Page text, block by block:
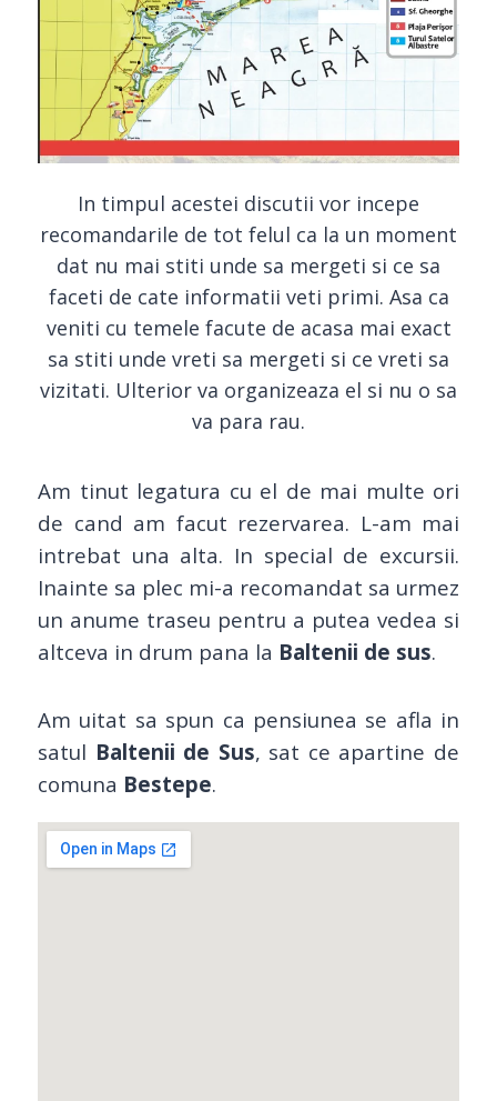
In timpul acestei discutii vor incepe
recomandarile de tot felul ca la un moment
dat nu mai stiti unde sa mergeti si ce sa
faceti de cate informatii veti primi. Asa ca
veniti cu temele facute de acasa mai exact
sa stiti unde vreti sa mergeti si ce vreti sa
vizitati. Ulterior va organizeaza el si nu o sa
va para rau.
Am tinut legatura cu el de mai multe ori
de cand am facut rezervarea. L-am mai
intrebat una alta. In special de excursii.
Inainte sa plec mi-a recomandat sa urmez
un anume traseu pentru a putea vedea si
altceva in drum pana la Baltenii de sus.
Am uitat sa spun ca pensiunea se afla in
satul Baltenii de Sus, sat ce apartine de
comuna Bestepe.